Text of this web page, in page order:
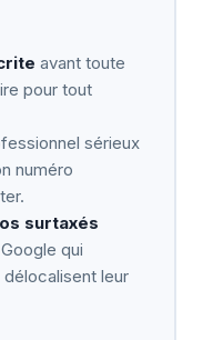
avant toute
pour tout
sérieux
numéro
surtaxés
qui
leur